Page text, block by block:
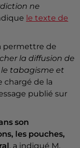
ne
le texte de
permettre de
la diffusion de
tabagisme et
chargé de la
publié sur
son
les pouches,
, a indiqué M.